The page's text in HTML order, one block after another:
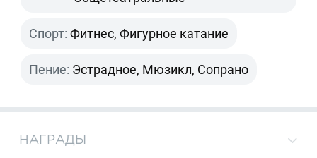
Спорт: Фитнес, Фигурное катание
Пение: Эстрадное, Мюзикл, Сопрано
НАГРАДЫ